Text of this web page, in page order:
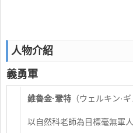
人物介紹
義勇軍
維魯金·鞏特 （ウェルキン·
以自然科老師為目標毫無軍